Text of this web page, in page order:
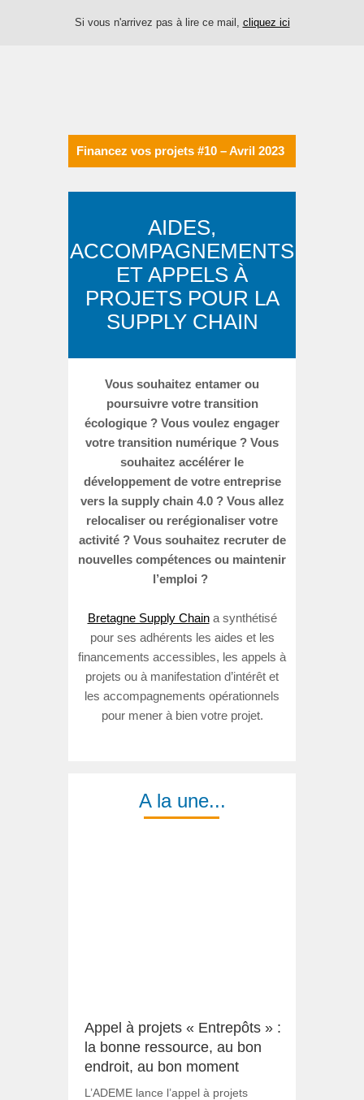
Si vous n'arrivez pas à lire ce mail, cliquez ici
Financez vos projets #10 – Avril 2023
AIDES,
ACCOMPAGNEMENTS
ET APPELS À
PROJETS POUR LA
SUPPLY CHAIN
Vous souhaitez entamer ou
poursuivre votre transition
écologique ? Vous voulez engager
votre transition numérique ? Vous
souhaitez accélérer le
développement de votre entreprise
vers la supply chain 4.0 ? Vous allez
relocaliser ou rerégionaliser votre
activité ? Vous souhaitez recruter de
nouvelles compétences ou maintenir
l’emploi ?
Bretagne Supply Chaina synthétisé
pour ses adhérents les aides et les
financements accessibles, les appels à
projets ou à manifestation d’intérêt et
les accompagnements opérationnels
pour mener à bien votre projet.
A la une...
Appel à projets « Entrepôts » :
la bonne ressource, au bon
endroit, au bon moment
L’ADEME lance l’appel à projets